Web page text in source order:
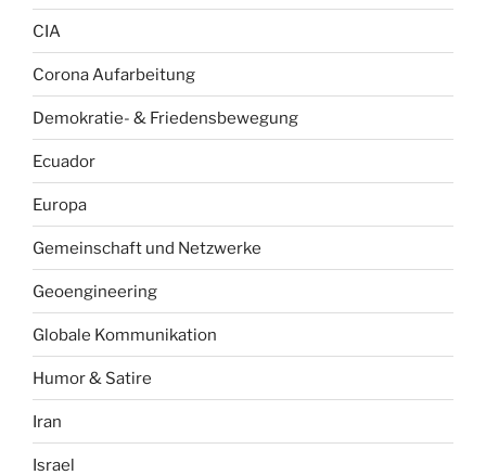
CIA
Corona Aufarbeitung
Demokratie- & Friedensbewegung
Ecuador
Europa
Gemeinschaft und Netzwerke
Geoengineering
Globale Kommunikation
Humor & Satire
Iran
Israel